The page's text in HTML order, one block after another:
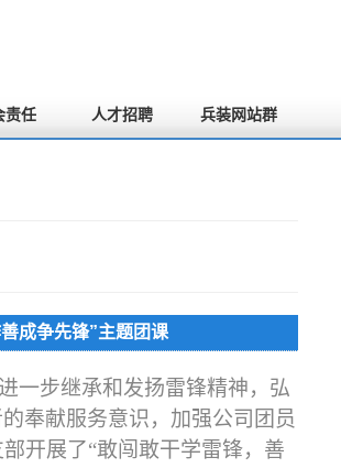
责任 人才招聘 兵装网站群
成争先锋”主题团课
一步继承和发扬雷锋精神，弘
奉献服务意识，加强公司团员
开展了“敢闯敢干学雷锋，善